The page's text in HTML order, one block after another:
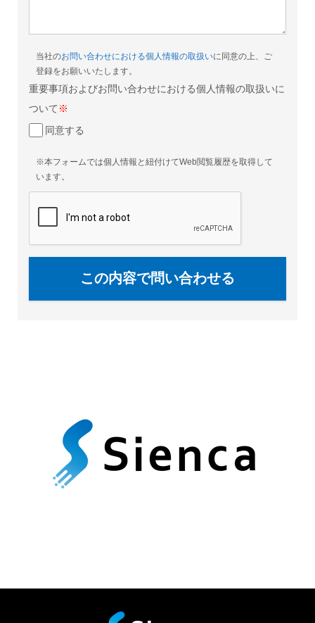
当社のお問い合わせにおける個人情報の取扱いに同意の上、ご
登録をお願いいたします。
重要事項およびお問い合わせにおける個人情報の取扱いに
ついて ※
同意する
※本フォームでは個人情報と紐付けてWeb閲覧履歴を取得して
います。
この内容で問い合わせる